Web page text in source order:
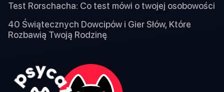
Test Rorschacha: Co test mówi o twojej osobowości
40 Świątecznych Dowcipów i Gier Słów, Które
Rozbawią Twoją Rodzinę